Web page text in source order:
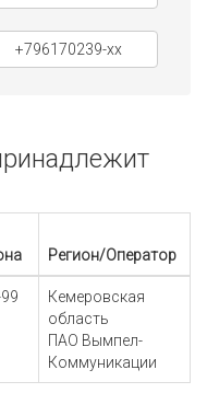
+796170239-xx
Регион/Оператор
Кемеровская
область
ПАО Вымпел-
Коммуникации